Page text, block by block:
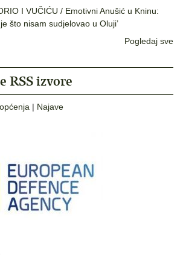
I VUČIĆU / Emotivni Anušić u Kninu:
što nisam sudjelovao u Oluji’
Pogledaj sve
RSS izvore
| Najave